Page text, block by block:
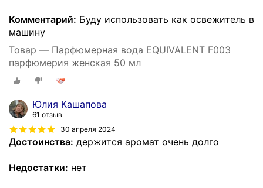
Комментарий: Буду использовать как освежитель в
машину
Товар — Парфюмерная вода EQUIVALENT F003
парфюмерия женская 50 мл
Юлия Кашапова
61 отзыв
30 апреля 2024
Достоинства: держится аромат очень долго
Недостатки: нет